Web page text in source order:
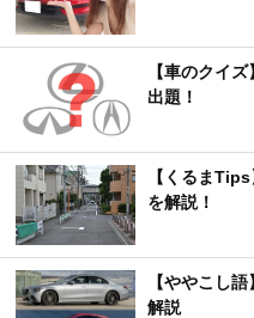
【車のクイ
出題！
【くるま
を解説！
【ややこし
解説